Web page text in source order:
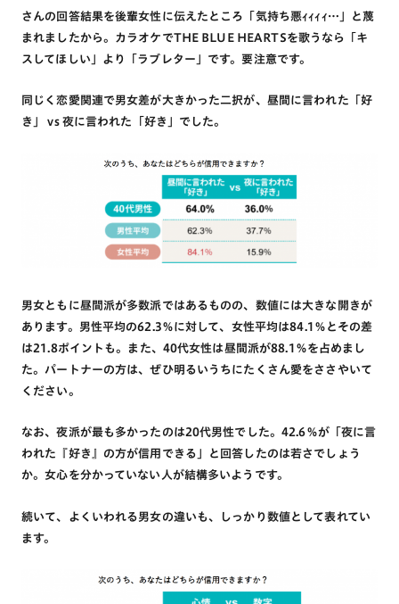
さんの回答結果を後輩女性に伝えたところ「気持ち悪ｨｨｨｨ…」と蔑
まれましたから。カラオケでTHE BLUE HEARTSを歌うなら「キ
スしてほしい」より「ラブレター」です。要注意です。
同じく恋愛関連で男女差が大きかった二択が、昼間に言われた「好
き」 vs 夜に言われた「好き」でした。
男女ともに昼間派が多数派ではあるものの、数値には大きな開きが
あります。男性平均の62.3％に対して、女性平均は84.1％とその差
は21.8ポイントも。また、40代女性は昼間派が88.1％を占めまし
た。パートナーの方は、ぜひ明るいうちにたくさん愛をささやいて
ください。
なお、夜派が最も多かったのは20代男性でした。42.6％が「夜に言
われた『好き』の方が信用できる」と回答したのは若さでしょう
か。女心を分かっていない人が結構多いようです。
続いて、よくいわれる男女の違いも、しっかり数値として表れてい
ます。